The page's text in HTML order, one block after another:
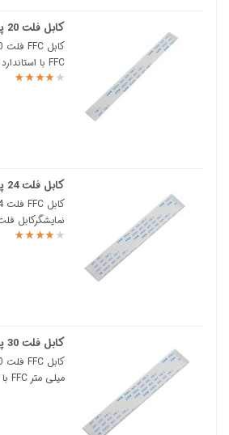
کابل فلت 20 پین FFC دارای استاندارد 0.5 میلی متری - بسته 5 عددی
FFC با استاندارد 0.5 میلی..
کابل فلت 24 پین FFC دارای استاندارد 0.5 میلی متری - بسته 5 عددی
نمایشگرکابل فلت 24
کابل فلت 30 پین FFC با استاندارد 0.5 میلی متری - بسته 5 عددی
میلی متر FFC با استاندارد 0...